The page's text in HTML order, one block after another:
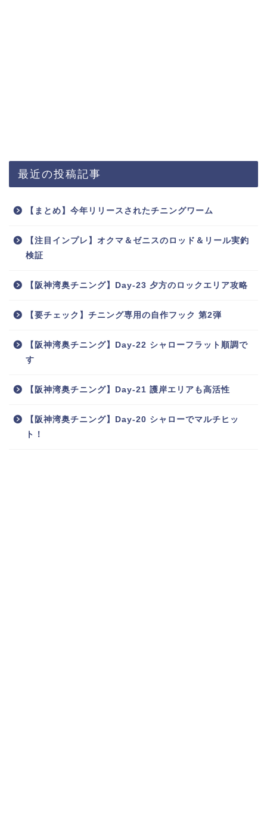
最近の投稿記事
【まとめ】今年リリースされたチニングワーム
【注目インプレ】オクマ＆ゼニスのロッド＆リール実釣
検証
【阪神湾奥チニング】Day-23 夕方のロックエリア攻略
【要チェック】チニング専用の自作フック 第2弾
【阪神湾奥チニング】Day-22 シャローフラット順調で
す
【阪神湾奥チニング】Day-21 護岸エリアも高活性
【阪神湾奥チニング】Day-20 シャローでマルチヒッ
ト！